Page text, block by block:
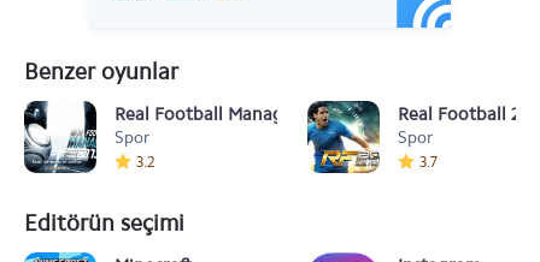
Benzer oyunlar
Real Football Manager 2013 v1.13
Spor
3.2
Real Football
Spor
3.7
Editörün seçimi